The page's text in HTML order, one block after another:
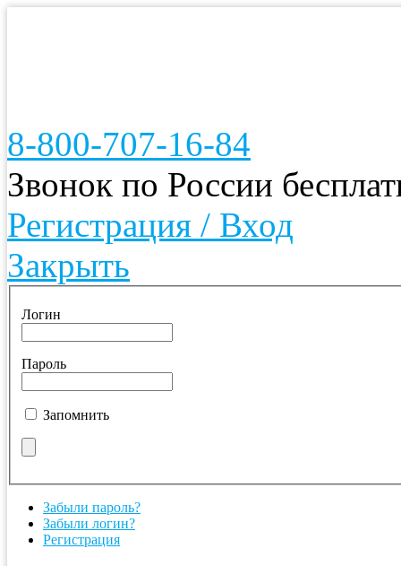
8-800-707-16-84
Звонок по России
Регистрация / Вход
Закрыть
Логин
Пароль
Запомнить
Забыли пароль?
Забыли логин?
Регистрация